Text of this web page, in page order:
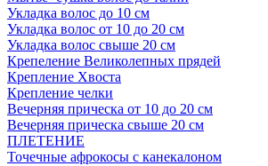
Укладка волос до 10 см
Укладка волос от 10 до 20 см
Укладка волос свыше 20 см
Крепеление Великолепных прядей
Крепление Хвоста
Крепление челки
Вечерняя прическа от 10 до 20 см
Вечерняя прическа свыше 20 см
ПЛЕТЕНИЕ
Точечные афрокосы с канекалоном